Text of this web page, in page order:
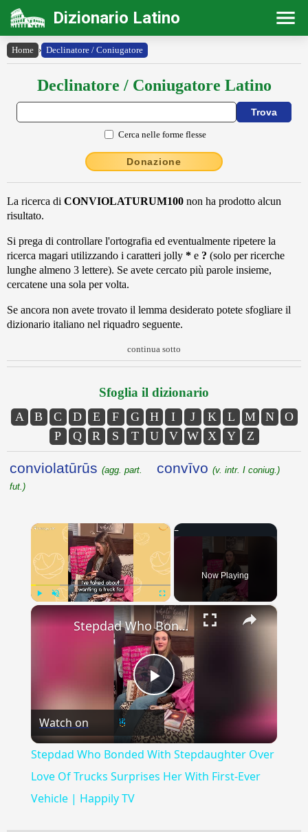
Dizionario Latino
Home › Declinatore / Coniugatore
Declinatore / Coniugatore Latino
Cerca nelle forme flesse
Donazione
La ricerca di CONVIOLATURUM100 non ha prodotto alcun
risultato.
Si prega di controllare l'ortografia ed eventualmente ripetere la
ricerca magari utilizzando i caratteri jolly * e ? (solo per ricerche
lunghe almeno 3 lettere). Se avete cercato più parole insieme,
cercatene una sola per volta.
Se ancora non avete trovato il lemma desiderato potete sfogliare il
dizionario italiano nel riquadro seguente.
continua sotto
Sfoglia il dizionario
A B C D E F G H I J K L M N
O
P
Q R S T U V W X Y Z
conviolatūrūs (agg. part.
fut.)
convīvo (v. intr. I coniug.)
×
Fullscreen
Now Playing
×
Play
Video
Stepdad Who Bonded With Stepdaughter Over Love Of Trucks Surprises Her With First-Ever Vehicle | Happily TV
Watch on
Stepdad Who Bonded With Stepdaughter Over
Love Of Trucks Surprises Her With First-Ever
Vehicle | Happily TV